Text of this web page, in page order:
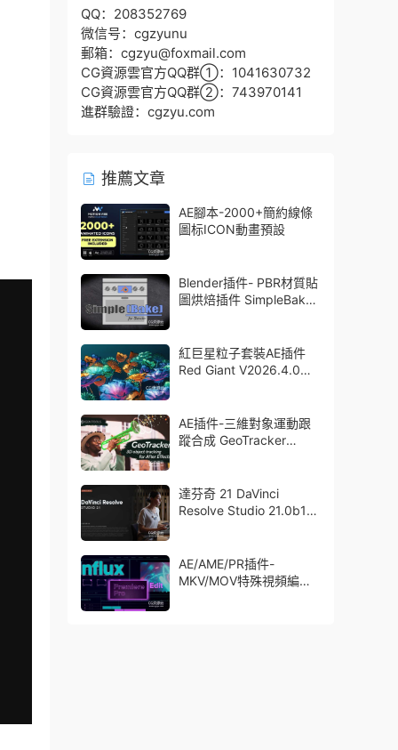
QQ：208352769
微信号：cgzyunu
郵箱：cgzyu@foxmail.com
CG資源雲官方QQ群①：1041630732
CG資源雲官方QQ群②：743970141
進群驗證：cgzyu.com
推薦文章
AE腳本-2000+簡約線條
圖标ICON動畫預設
Blender插件- PBR材質貼
圖烘焙插件 SimpleBake
紅巨星粒子套裝AE插件
Red Giant V2026.4.0
Bullet + VFX Suit
AE插件-三維對象運動跟
蹤合成 GeoTracker
達芬奇 21 DaVinci
Resolve Studio 21.0b1
AE/AME/PR插件-
MKV/MOV特殊視頻編碼